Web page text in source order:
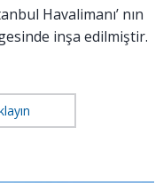
Havalimanı’ nın
inşa edilmiştir.